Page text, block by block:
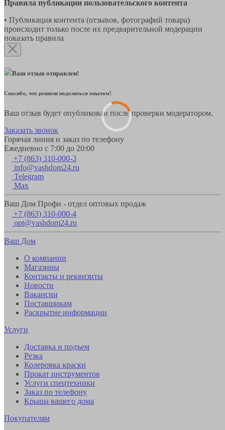
Правила публикации пользовательского контента
• Публикация контента (отзывов, фотографий товара)
происходит только после их предварительной модерации
показать правила
Ваш отзыв отправлен!
Спасибо, что решили поделиться опытом!
Ваш отзыв будет опубликован после проверки модератором.
Заказать звонок
Горячая линия и заказ по телефону
Ежедневно с 7:00 до 20:00
+7 (863) 310-000-3
info@vashdom24.ru
Telegram
Max
Ваш Дом Профи - отдел оптовых продаж
+7 (863) 310-000-4
opt@vashdom24.ru
Ваш Дом
О компании
Магазины
Контакты и реквизиты
Новости
Вакансии
Поставщикам
Раскрытие информации
Услуги
Доставка и подъем
Резка
Колеровка краски
Прокат инструментов
Услуги спецтехники
Заказ по телефону
Крыша вашего дома
Покупателям